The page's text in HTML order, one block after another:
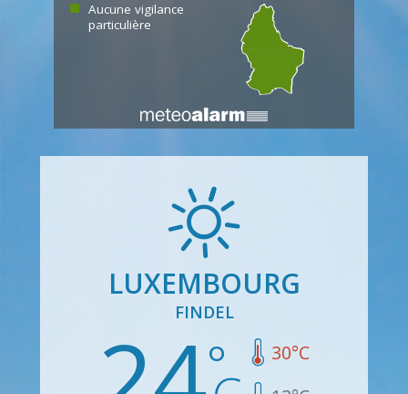
Aucune vigilance
particulière
LUXEMBOURG
FINDEL
30°C